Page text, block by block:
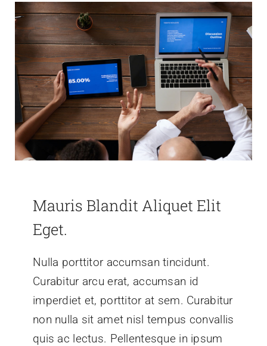
Mauris Blandit Aliquet Elit
Eget.
Nulla porttitor accumsan tincidunt.
Curabitur arcu erat, accumsan id
imperdiet et, porttitor at sem. Curabitur
non nulla sit amet nisl tempus convallis
quis ac lectus. Pellentesque in ipsum